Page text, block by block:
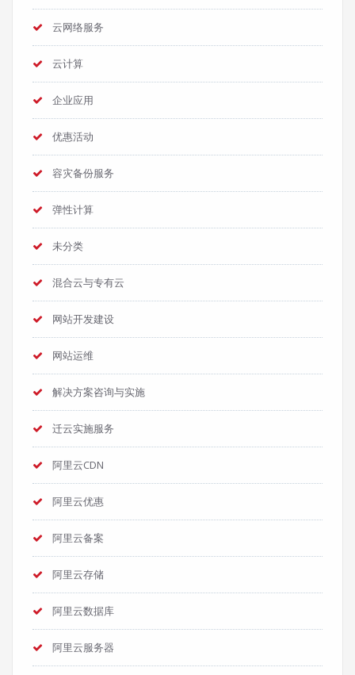
云网络服务
云计算
企业应用
优惠活动
容灾备份服务
弹性计算
未分类
混合云与专有云
网站开发建设
网站运维
解决方案咨询与实施
迁云实施服务
阿里云CDN
阿里云优惠
阿里云备案
阿里云存储
阿里云数据库
阿里云服务器